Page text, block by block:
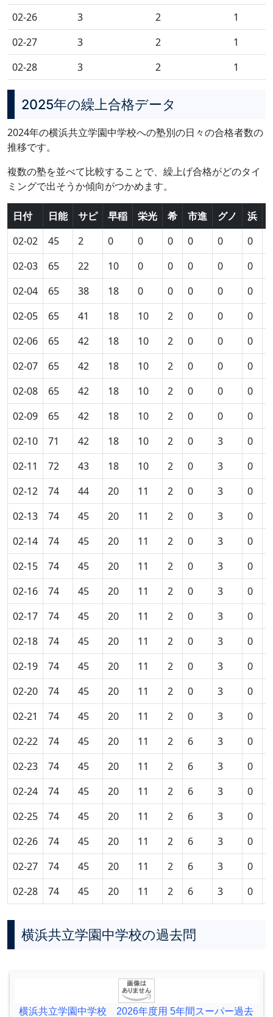
02-26 3 2
1
02-27
3 2
1
02-28
3 2 1
2025年の繰上合格データ
2024年の横浜共立学園中学校への塾別の日々の合格者数の
推移です。
複数の塾を並べて比較することで、繰上げ合格がどのタイ
ミングで出そうか傾向がつかめます。
日付 日能 サピ 早稲 栄光 希 市進 グノ 浜
02-02
45 2 0 0 0 0 0 0
02-03
65 22 10 0 0 0 0 0
02-04
65 38 18 0 0 0 0 0
02-05
65 41 18 10 2 0 0 0
02-06
65 42 18 10 2 0 0 0
02-07
65 42 18 10 2 0 0 0
02-08
65 42 18 10 2 0 0 0
02-09
65 42 18 10 2 0 0 0
02-10
71 42 18 10 2 0 3 0
02-11
72 43 18 10 2 0 3 0
02-12
74 44 20 11 2 0 3 0
02-13
74 45 20 11 2 0 3 0
02-14
74 45 20 11 2 0 3 0
02-15
74 45 20 11 2 0 3 0
02-16
74 45 20 11 2 0 3 0
02-17
74 45 20 11 2 0 3 0
02-18
74 45 20 11 2 0 3 0
02-19
74 45 20 11 2 0 3 0
02-20
74 45 20 11 2 0 3 0
02-21
74 45 20 11 2 0 3 0
02-22
74 45 20 11 2 6 3 0
02-23
74 45 20 11 2 6 3 0
02-24
74 45 20 11 2 6 3 0
02-25
74 45 20 11 2 6 3 0
02-26
74 45 20 11 2 6 3 0
02-27
74 45 20 11 2 6 3 0
02-28
74 45 20 11 2 6 3 0
横浜共立学園中学校の過去問
横浜共立学園中学校 2026年度用 5年間スーパー過去